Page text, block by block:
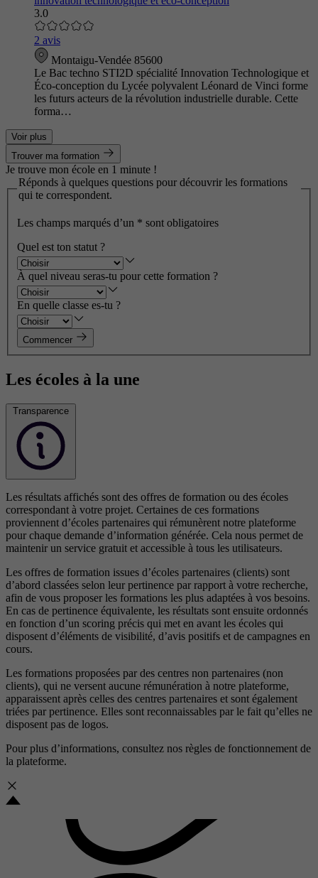
3.0
2 avis
Montaigu-Vendée 85600
Le Bac techno STI2D spécialité Innovation Technologique et
Éco-conception du Lycée polyvalent Léonard de Vinci forme
les futurs acteurs de la révolution industrielle durable. Cette
forma…
Voir plus
Trouver ma formation
Je trouve mon école en 1 minute !
Réponds à quelques questions pour découvrir les formations
qui te correspondent.
Les champs marqués d’un * sont obligatoires
Quel est ton statut ?
À quel niveau seras-tu pour cette formation ?
En quelle classe es-tu ?
Commencer
Les écoles à la une
Transparence
Les résultats affichés sont des offres de formation ou des écoles
correspondant à votre projet. Certaines de ces formations
proviennent d’écoles partenaires qui rémunèrent notre plateforme
pour chaque demande d’information générée. Cela nous permet de
maintenir un service gratuit et accessible à tous les utilisateurs.
Les offres de formation issues d’écoles partenaires (clients) sont
d’abord classées selon leur pertinence par rapport à votre recherche,
afin de vous proposer les formations les plus adaptées à vos besoins.
En cas de pertinence équivalente, les résultats sont ensuite ordonnés
en fonction d’un scoring précis qui met en avant les écoles qui
disposent d’éléments de visibilité, d’avis positifs et de campagnes en
cours.
Les formations proposées par des centres non partenaires (non
clients), qui ne versent aucune rémunération à notre plateforme,
apparaissent après celles des centres partenaires et sont également
triées par pertinence. Elles sont reconnaissables par le fait qu’elles ne
disposent pas de logos.
Pour plus d’informations, consultez nos règles de fonctionnement de
la plateforme.